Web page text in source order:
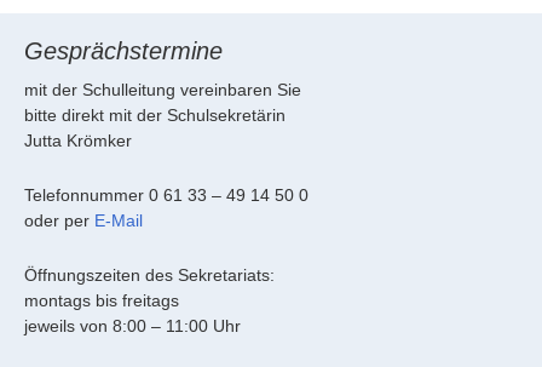
Gesprächstermine
mit der Schulleitung vereinbaren Sie
bitte direkt mit der Schulsekretärin
Jutta Krömker
Telefonnummer 0 61 33 – 49 14 50 0
oder per E-Mail
Öffnungszeiten des Sekretariats:
montags bis freitags
jeweils von 8:00 – 11:00 Uhr